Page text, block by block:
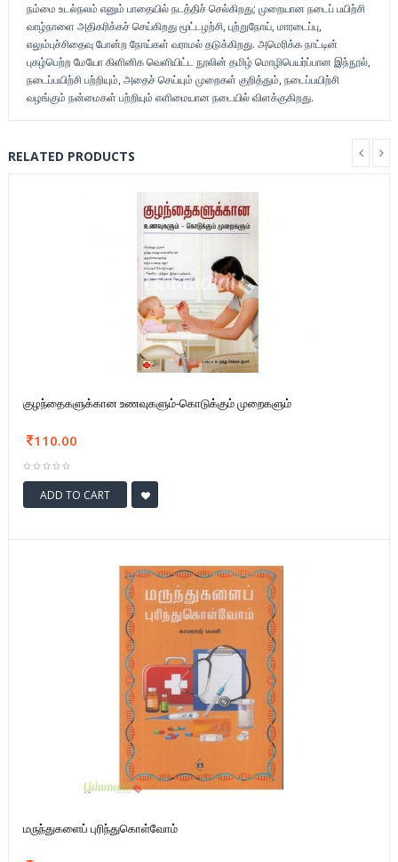
நம்மை உடல்நலம் எனும் பாதையில் நடத்திச் செல்கிறது; முறையான நடைப் பயிற்சி
வாழ்நாளை அதிகரிக்கச் செய்கிறது மூட்டழற்சி, புற்றுநோய், மாரடைப்பு,
எலும்புச்சிதைவு போன்ற நோய்கள் வராமல் தடுக்கிறது. அமெரிக்க நாட்டின்
புகழ்பெற்ற மேயோ கிளினிக வெளியிட்ட நூலின் தமிழ் மொழிபெயர்ப்பான இந்நூல்,
நடைப்பயிற்சி பற்றியும், அதைச் செய்யும் முறைகள் குறித்தும், நடைப்பயிற்சி
வழங்கும் நன்மைகள் பற்றியும் எளிமையான நடையில் விளக்குகிறது.
RELATED PRODUCTS
குழந்தைகளுக்கான உணவுகளும்-கொடுக்கும் முறைகளும்
110.00
ADD TO CART
மருந்துகளைப் புரிந்துகொள்வோம்